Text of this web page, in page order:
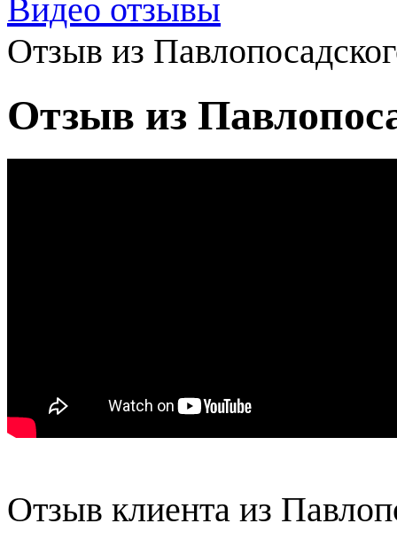
Видео отзывы
Отзыв из
Отзыв из
Отзыв клиента из